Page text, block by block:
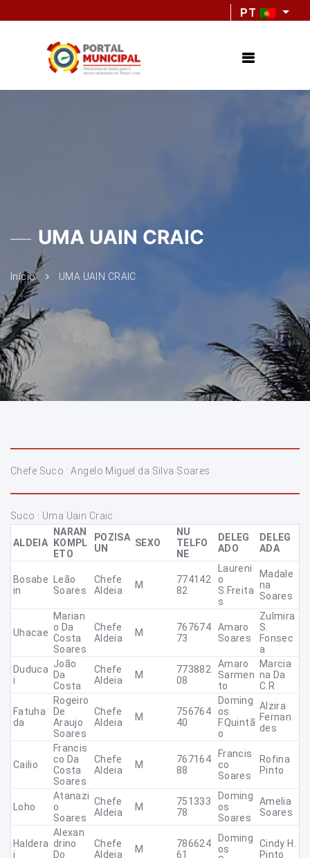
PT
UMA UAIN CRAIC
Início UMA UAIN CRAIC
Chefe Suco : Angelo Miguel da Silva Soares
Suco : Uma Uain Craic
ALDEIA
NARAN
KOMPL
ETO
POZISA
UN
SEXO
NU
TELFO
NE
DELEG
ADO
DELEG
ADA
Bosabe
In
Leão
Soares
Chefe
Aldeia
M
774142
82
Laureni
O
S.Freita
S
Madale
Na
Soares
Uhacae
Marian
O Da
Costa
Soares
Chefe
Aldeia
M
767674
73
Amaro
Soares
Zulmira
S.
Fonsec
A
Duduca
I
João
Da
Costa
Chefe
Aldeia
M
773882
08
Amaro
Sarmen
To
Marcia
Na Da
C.R
Fatuha
Da
Rogeiro
De
Araujo
Soares
Chefe
Aldeia
M
756764
40
Doming
Os
F.Quintã
O
Alzira
Fernan
Des
Cailio
Francis
Co Da
Costa
Soares
Chefe
Aldeia
M
767164
88
Francis
Co
Soares
Rofina
Pinto
Loho
Atanazi
O
Soares
Chefe
Aldeia
M
751333
78
Doming
Os
Soares
Amelia
Soares
Haldera
I
Alexan
Drino
Do
Chefe
Aldeia
M
786624
61
Doming
Os
Cindy H.
Pinto